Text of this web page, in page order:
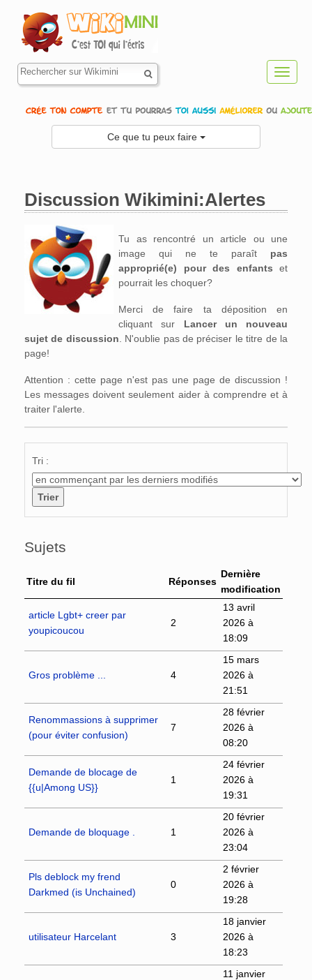
Ce que tu peux faire
Discussion Wikimini:Alertes
Tu as rencontré un article ou une
image qui ne te paraît pas
approprié(e) pour des enfants et
pourrait les choquer?
Merci de faire ta déposition en
cliquant sur Lancer un nouveau
sujet de discussion . N'oublie pas de préciser le titre de la
page!
Attention : cette page n'est pas une page de discussion !
Les messages doivent seulement aider à comprendre et à
traiter l'alerte.
Tri :
Sujets
Titre du fil Réponses
Dernière
modification
article Lgbt+ creer par
youpicoucou
2
13 avril
2026 à
18:09
Gros problème ... 4
15 mars
2026 à
21:51
Renommassions à supprimer
(pour éviter confusion)
7
28 février
2026 à
08:20
Demande de blocage de
{{u|Among US}}
1
24 février
2026 à
19:31
Demande de bloquage . 1
20 février
2026 à
23:04
Pls deblock my frend
Darkmed (is Unchained)
0
2 février
2026 à
19:28
utilisateur Harcelant 3
18 janvier
2026 à
18:23
11 janvier